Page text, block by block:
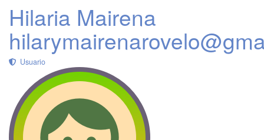
Hilaria Mairena
Usuario